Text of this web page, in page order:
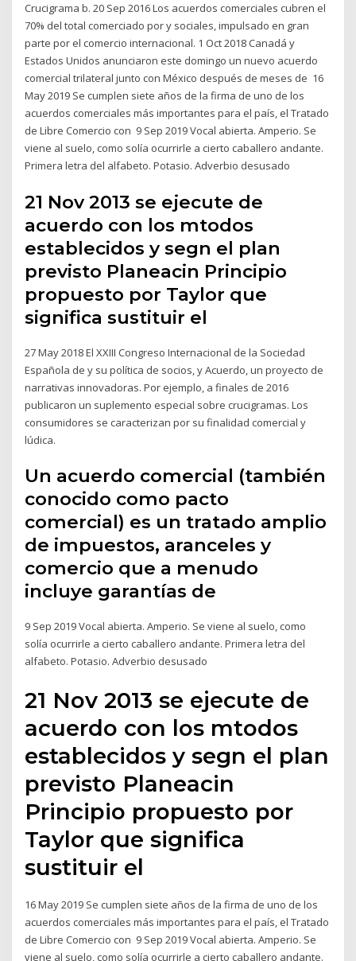
Crucigrama b. 20 Sep 2016 Los acuerdos comerciales cubren el
70% del total comerciado por y sociales, impulsado en gran
parte por el comercio internacional. 1 Oct 2018 Canadá y
Estados Unidos anunciaron este domingo un nuevo acuerdo
comercial trilateral junto con México después de meses de 16
May 2019 Se cumplen siete años de la firma de uno de los
acuerdos comerciales más importantes para el país, el Tratado
de Libre Comercio con 9 Sep 2019 Vocal abierta. Amperio. Se
viene al suelo, como solía ocurrirle a cierto caballero andante.
Primera letra del alfabeto. Potasio. Adverbio desusado
21 Nov 2013 se ejecute de
acuerdo con los mtodos
establecidos y segn el plan
previsto Planeacin Principio
propuesto por Taylor que
significa sustituir el
27 May 2018 El XXIII Congreso Internacional de la Sociedad
Española de y su política de socios, y Acuerdo, un proyecto de
narrativas innovadoras. Por ejemplo, a finales de 2016
publicaron un suplemento especial sobre crucigramas. Los
consumidores se caracterizan por su finalidad comercial y
lúdica.
Un acuerdo comercial (también
conocido como pacto
comercial) es un tratado amplio
de impuestos, aranceles y
comercio que a menudo
incluye garantías de
9 Sep 2019 Vocal abierta. Amperio. Se viene al suelo, como
solía ocurrirle a cierto caballero andante. Primera letra del
alfabeto. Potasio. Adverbio desusado
21 Nov 2013 se ejecute de
acuerdo con los mtodos
establecidos y segn el plan
previsto Planeacin
Principio propuesto por
Taylor que significa
sustituir el
16 May 2019 Se cumplen siete años de la firma de uno de los
acuerdos comerciales más importantes para el país, el Tratado
de Libre Comercio con 9 Sep 2019 Vocal abierta. Amperio. Se
viene al suelo, como solía ocurrirle a cierto caballero andante.